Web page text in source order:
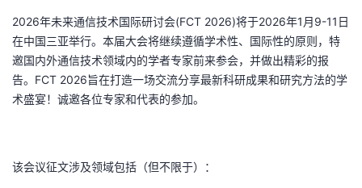
播
活
动
的
关
我
我
2026年未来通信技术国际研讨会(FCT 2026)将于2026年1月9-11日
在中国三亚举行。本届大会将继续遵循学术性、国际性的原则，特
邀国内外通信技术领域内的学者专家前来参会，并做出精彩的报
告。FCT 2026旨在打造一场交流分享最新科研成果和研究方法的学
术盛宴！诚邀各位专家和代表的参加。
该会议征文涉及领域包括（但不限于）：